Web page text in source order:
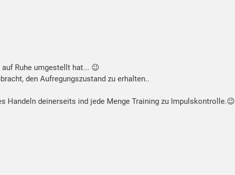
Ruhe umgestellt hat... 😉
den Aufregungszustand zu erhalten..
Handeln deinerseits ind jede Menge Training zu Impulskontrolle.😉